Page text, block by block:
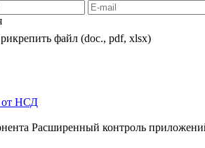
файл (doc., pdf, xlsx)
от НСД
Расширенный контроль